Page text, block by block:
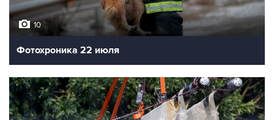
10
Фотохроника 22 июля